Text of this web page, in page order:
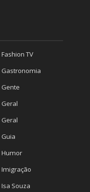
Fashion TV
Gastronomia
Gente
Geral
Geral
Guia
Humor
Imigração
Isa Souza